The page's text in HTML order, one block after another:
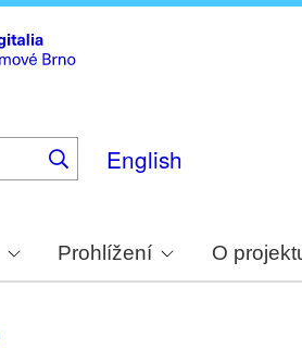
English
Prohlížení O